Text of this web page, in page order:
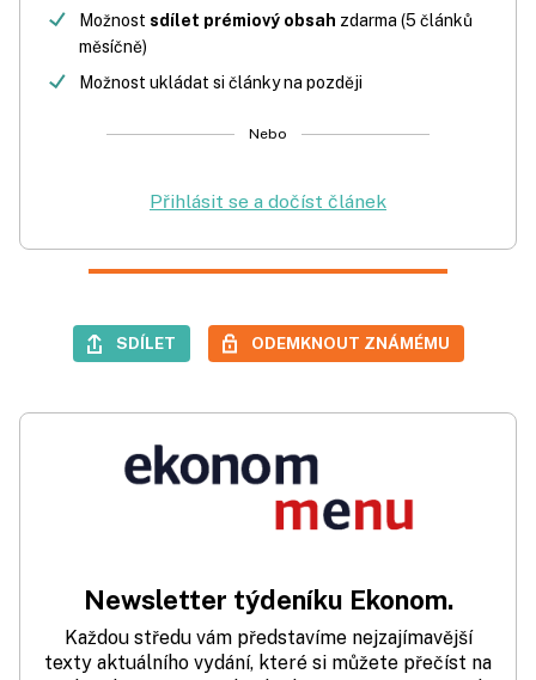
Možnost sdílet prémiový obsah zdarma (5 článků
měsíčně)
Možnost ukládat si články na později
Nebo
Přihlásit se a dočíst článek
SDÍLET ODEMKNOUT ZNÁMÉMU
Newsletter týdeníku Ekonom.
Každou středu vám představíme nejzajímavější
texty aktuálního vydání, které si můžete přečíst na